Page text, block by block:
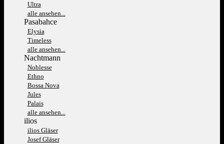
Ultra
alle ansehen...
Pasabahce
Elysia
Timeless
alle ansehen...
Nachtmann
Noblesse
Ethno
Bossa Nova
Jules
Palais
alle ansehen...
ilios
ilios Gläser
Josef Gläser